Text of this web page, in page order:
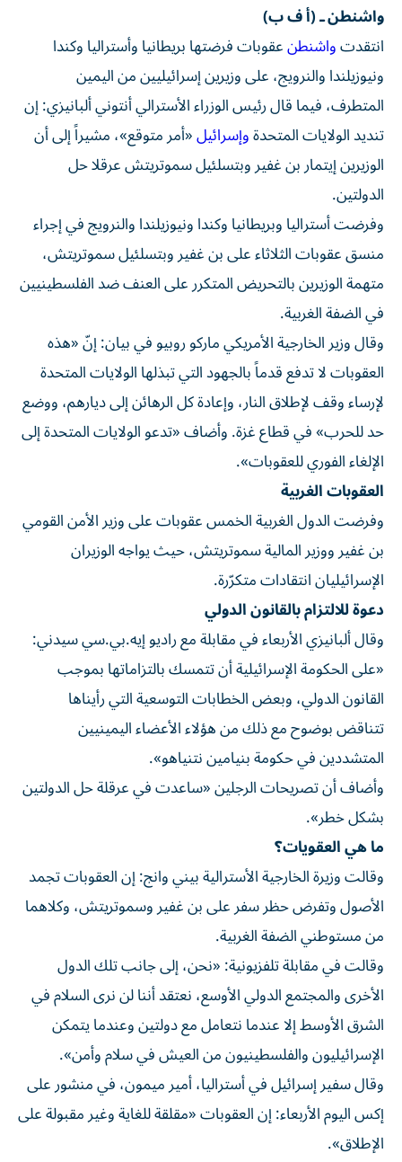
واشنطن ـ (أ ف ب)
انتقدتواشنطنعقوبات فرضتها بريطانيا وأستراليا وكندا
ونيوزيلندا والنرويج، على وزيرين إسرائيليين من اليمين
المتطرف، فيما قال رئيس الوزراء الأسترالي أنتوني ألبانيزي: إن
تنديد الولايات المتحدةوإسرائيل«أمر متوقع»، مشيراً إلى أن
الوزيرين إيتمار بن غفير وبتسلئيل سموتريتش عرقلا حل
الدولتين.
وفرضت أستراليا وبريطانيا وكندا ونيوزيلندا والنرويج في إجراء
منسق عقوبات الثلاثاء على بن غفير وبتسلئيل سموتريتش،
متهمة الوزيرين بالتحريض المتكرر على العنف ضد الفلسطينيين
في الضفة الغربية.
وقال وزير الخارجية الأمريكي ماركو روبيو في بيان: إنّ «هذه
العقوبات لا تدفع قدماً بالجهود التي تبذلها الولايات المتحدة
لإرساء وقف لإطلاق النار، وإعادة كل الرهائن إلى ديارهم، ووضع
حد للحرب» في قطاع غزة. وأضاف «تدعو الولايات المتحدة إلى
الإلغاء الفوري للعقوبات».
العقوبات الغربية
وفرضت الدول الغربية الخمس عقوبات على وزير الأمن القومي
بن غفير ووزير المالية سموتريتش، حيث يواجه الوزيران
الإسرائيليان انتقادات متكرّرة.
دعوة للالتزام بالقانون الدولي
وقال ألبانيزي الأربعاء في مقابلة مع راديو إيه.بي.سي سيدني:
«على الحكومة الإسرائيلية أن تتمسك بالتزاماتها بموجب
القانون الدولي، وبعض الخطابات التوسعية التي رأيناها
تتناقض بوضوح مع ذلك من هؤلاء الأعضاء اليمينيين
المتشددين في حكومة بنيامين نتنياهو».
وأضاف أن تصريحات الرجلين «ساعدت في عرقلة حل الدولتين
بشكل خطر».
ما هي العقويات؟
وقالت وزيرة الخارجية الأسترالية بيني وانج: إن العقوبات تجمد
الأصول وتفرض حظر سفر على بن غفير وسموتريتش، وكلاهما
من مستوطني الضفة الغربية.
وقالت في مقابلة تلفزيونية: «نحن، إلى جانب تلك الدول
الأخرى والمجتمع الدولي الأوسع، نعتقد أننا لن نرى السلام في
الشرق الأوسط إلا عندما نتعامل مع دولتين وعندما يتمكن
الإسرائيليون والفلسطينيون من العيش في سلام وأمن».
وقال سفير إسرائيل في أستراليا، أمير ميمون، في منشور على
إكس اليوم الأربعاء: إن العقوبات «مقلقة للغاية وغير مقبولة على
الإطلاق».